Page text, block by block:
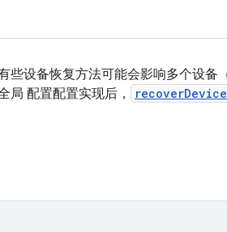
些设备恢复方法可能会影响多个设备
局 配置配置实现后，